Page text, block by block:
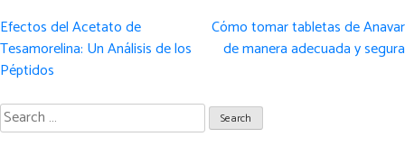
Post
navigation
Efectos del Acetato de
Tesamorelina: Un Análisis de los
Péptidos
Cómo tomar tabletas de Anavar
de manera adecuada y segura
Search
for: